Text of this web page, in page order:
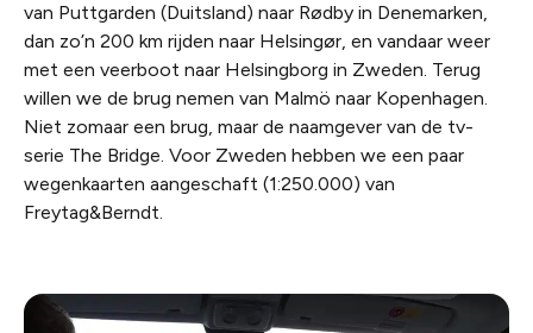
van Puttgarden (Duitsland) naar Rødby in Denemarken,
dan zo’n 200 km rijden naar Helsingør, en vandaar weer
met een veerboot naar Helsingborg in Zweden. Terug
willen we de brug nemen van Malmö naar Kopenhagen.
Niet zomaar een brug, maar de naamgever van de tv-
serie The Bridge. Voor Zweden hebben we een paar
wegenkaarten aangeschaft (1:250.000) van
Freytag&Berndt.